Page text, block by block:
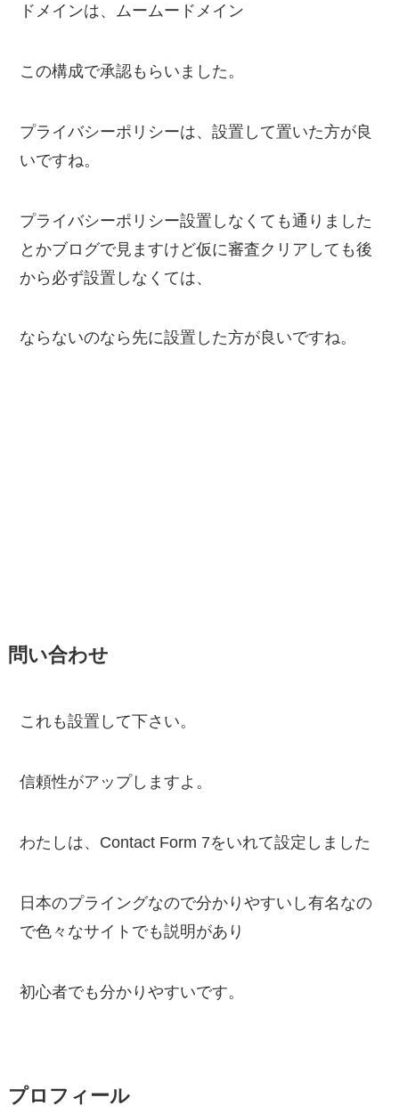
ドメインは、ムームードメイン
この構成で承認もらいました。
プライバシーポリシーは、設置して置いた方が良
いですね。
プライバシーポリシー設置しなくても通りました
とかブログで見ますけど仮に審査クリアしても後
から必ず設置しなくては、
ならないのなら先に設置した方が良いですね。
問い合わせ
これも設置して下さい。
信頼性がアップしますよ。
わたしは、Contact Form 7をいれて設定しました
日本のプライングなので分かりやすいし有名なの
で色々なサイトでも説明があり
初心者でも分かりやすいです。
プロフィール